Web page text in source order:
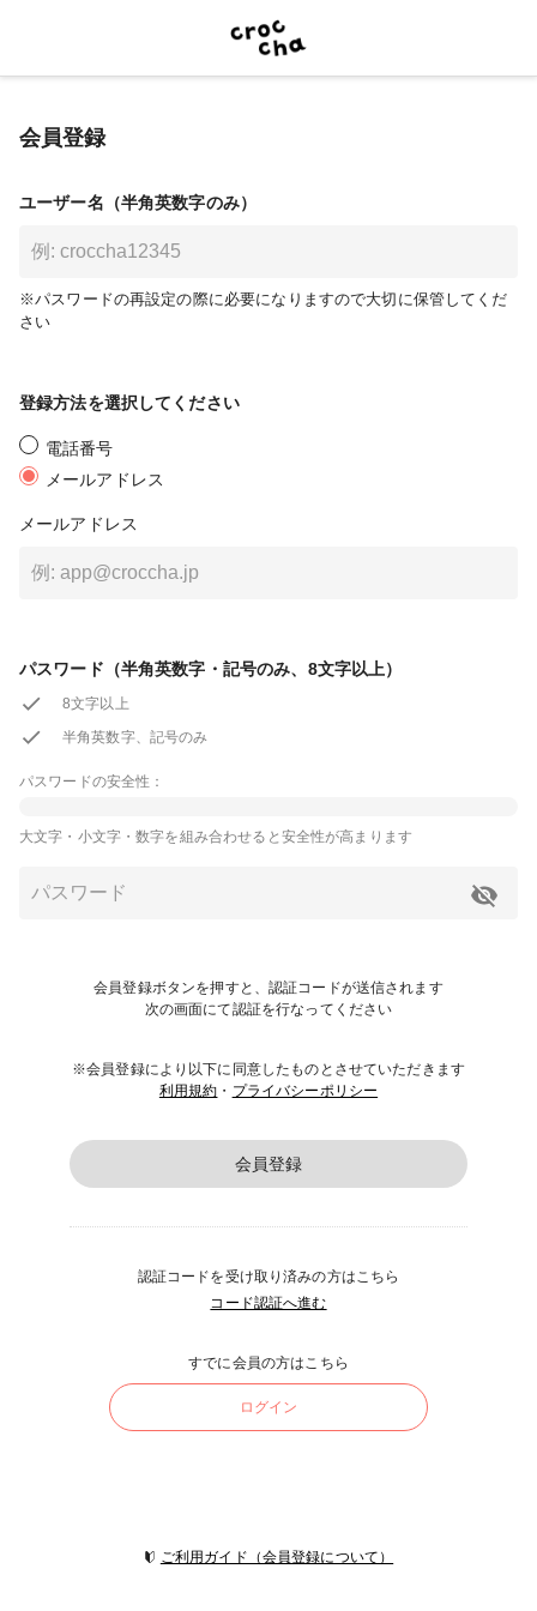
会員登録
ユーザー名（半角英数字のみ）
※パスワードの再設定の際に必要になりますので大切に保管してくだ
さい
登録方法を選択してください
電話番号
メールアドレス
メールアドレス
パスワード（半角英数字・記号のみ、8文字以上）
8文字以上
半角英数字、記号のみ
パスワードの安全性：
大文字・小文字・数字を組み合わせると安全性が高まります
会員登録ボタンを押すと、認証コードが送信されます
次の画面にて認証を行なってください
※会員登録により以下に同意したものとさせていただきます
利用規約 ・ プライバシーポリシー
会員登録
認証コードを受け取り済みの方はこちら
コード認証へ進む
すでに会員の方はこちら
ログイン
ご利用ガイド（会員登録について）